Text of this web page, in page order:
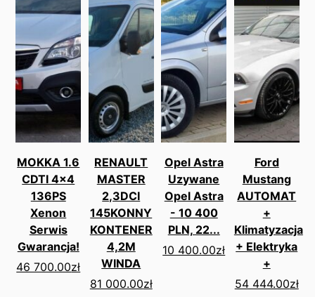
MOKKA 1.6
CDTI 4x4
136PS
Xenon
Serwis
Gwarancja!
46 700.00zł
RENAULT
MASTER
2,3DCI
145KONNY
KONTENER
4,2M
WINDA
81 000.00zł
Opel Astra
Uzywane
Opel Astra
- 10 400
PLN, 22...
10 400.00zł
Ford
Mustang
AUTOMAT
+
Klimatyzacja
+ Elektryka
+
54 444.00zł